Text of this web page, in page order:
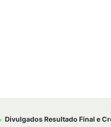
Divulgados Resultado Final e